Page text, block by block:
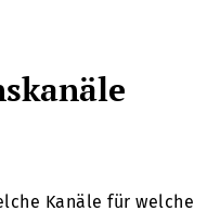
Kanäle für welche